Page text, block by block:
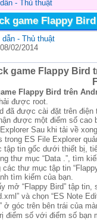
- Thủ thuật
game Flappy
dẫn - Thủ thuật
02/2014
game Flappy Bird
Flappy Bird trên
được root.
đã được cài đặt trên
được một điểm số
Sau khi tải về
trong ES File Explorer
tin gốc dưới thiết bị,
thư mục “Data .”, tìm
thư mục tập tin
tìm kiếm của bạn.
mở “Flappy Bird” tập tin,
và chọn “ES Note
ở góc trên bên trái của
điểm số với điểm số bạn